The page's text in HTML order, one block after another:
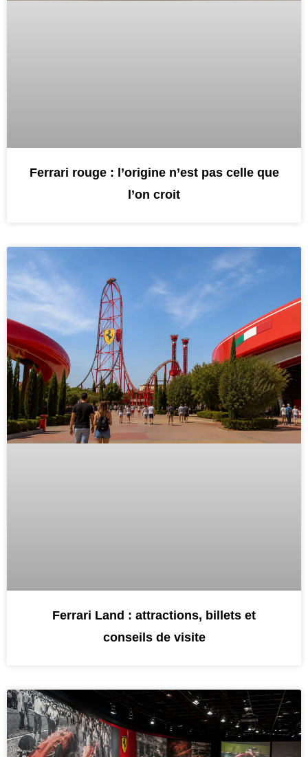
Ferrari rouge : l’origine n’est pas celle que
l’on croit
Ferrari Land : attractions, billets et
conseils de visite